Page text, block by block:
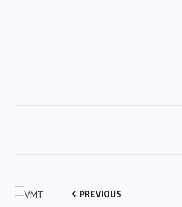
PREVIOUS